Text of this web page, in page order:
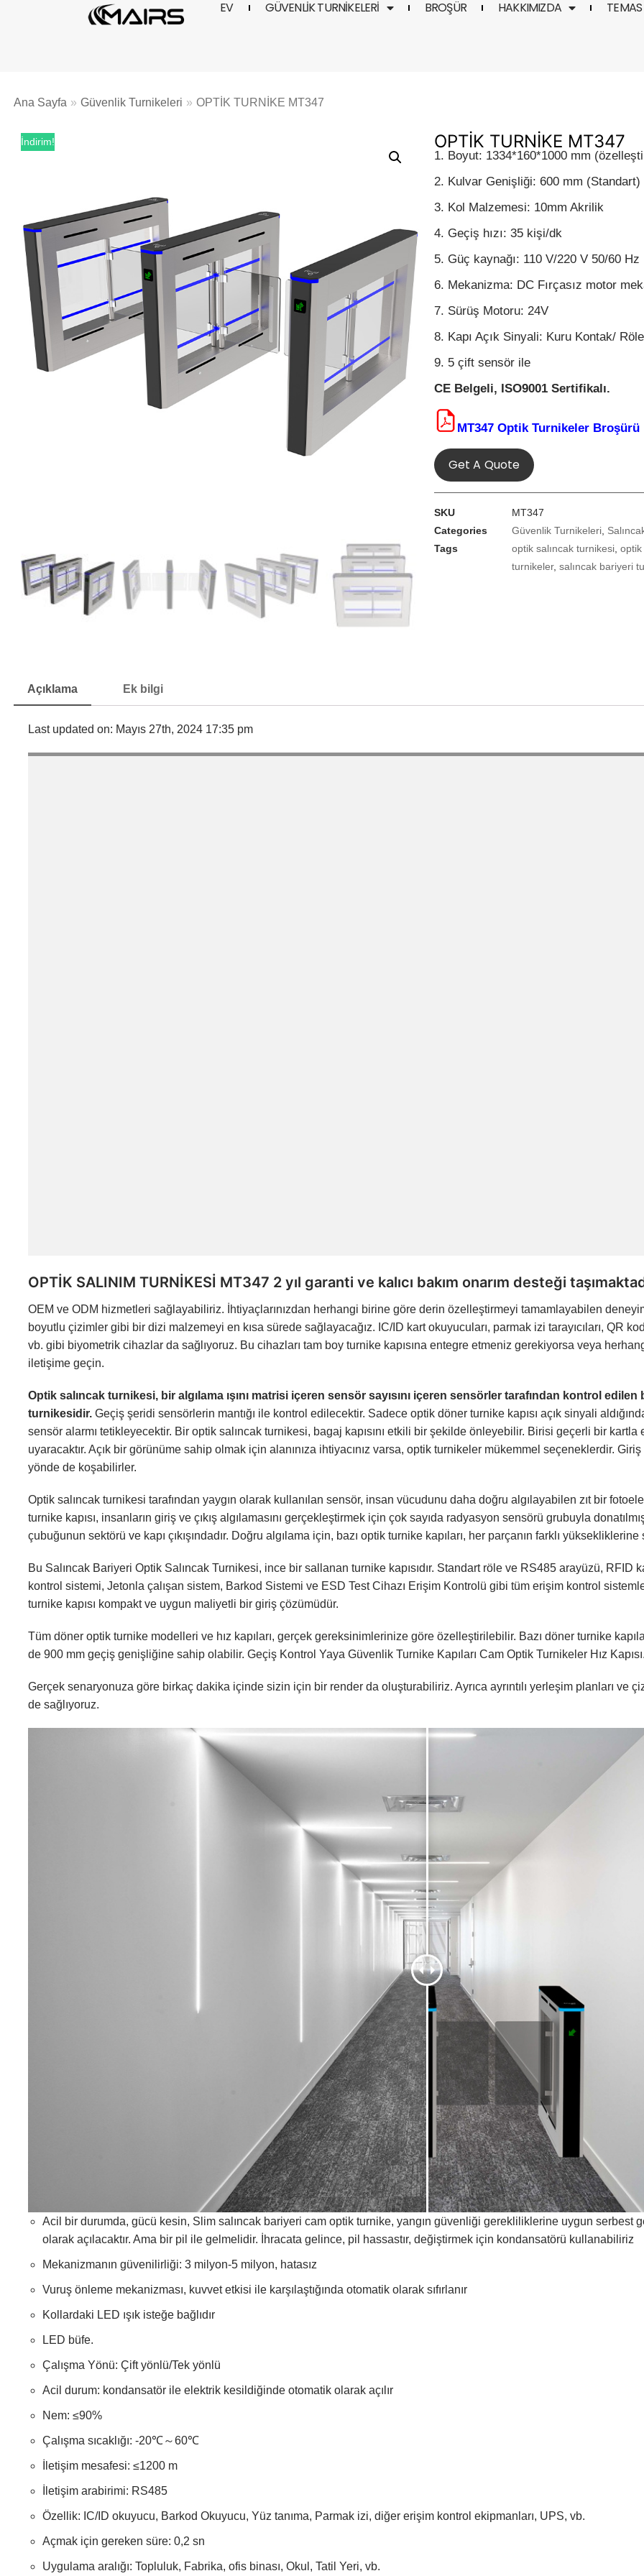
EV GÜVENLIK TURNIKELERI BROŞÜR HAKKIMIZDA
Ana Sayfa » Güvenlik Turnikeleri » OPTİK TURNİKE MT347
İndirim! OPTİK TURNİKE MT347
1. Boyut: 1334*160*1000 mm
2. Kulvar Genişliği: 600 mm
3. Kol Malzemesi: 10mm Akrilik
4. Geçiş hızı: 35 kişi/dk
5. Güç kaynağı: 110 V/220 V 50/60 Hz
6. Mekanizma: DC Fırçasız motor
7. Sürüş Motoru: 24V
8. Kapı Açık Sinyali: Kuru Kontak/ Röle
9. 5 çift sensör ile
CE Belgeli, ISO9001 Sertifikalı.
MT347 Optik Turnikeler Broşürü
Get A Quote
SKU
MT347
Categories
Güvenlik Turnikeleri,
Tags
optik salıncak turnikesi, optik
turnikeler, salıncak bariyeri
Açıklama Ek bilgi
Last updated on: Mayıs 27th, 2024 17:35 pm
OPTİK SALINIM TURNİKESİ MT347 2 yıl garanti ve kalıcı bakım onarım desteği
OEM ve ODM hizmetleri sağlayabiliriz. İhtiyaçlarınızdan herhangi birine göre derin özelleştirmeyi tamamlayabilen
boyutlu çizimler gibi bir dizi malzemeyi en kısa sürede sağlayacağız. IC/ID kart okuyucuları, parmak izi tarayıcıları, QR
vb. gibi biyometrik cihazlar da sağlıyoruz. Bu cihazları tam boy turnike kapısına entegre etmeniz gerekiyorsa veya
iletişime geçin.
Optik salıncak turnikesi, bir algılama ışını matrisi içeren sensör sayısını içeren sensörler tarafından kontrol
turnikesidir. Geçiş şeridi sensörlerin mantığı ile kontrol edilecektir. Sadece optik döner turnike kapısı açık sinyali
sensör alarmı tetikleyecektir. Bir optik salıncak turnikesi, bagaj kapısını etkili bir şekilde önleyebilir. Birisi geçerli bir
uyaracaktır. Açık bir görünüme sahip olmak için alanınıza ihtiyacınız varsa, optik turnikeler mükemmel seçeneklerdir.
yönde de koşabilirler.
Optik salıncak turnikesi tarafından yaygın olarak kullanılan sensör, insan vücudunu daha doğru algılayabilen zıt bir
turnike kapısı, insanların giriş ve çıkış algılamasını gerçekleştirmek için çok sayıda radyasyon sensörü grubuyla
çubuğunun sektörü ve kapı çıkışındadır. Doğru algılama için, bazı optik turnike kapıları, her parçanın farklı
Bu Salıncak Bariyeri Optik Salıncak Turnikesi, ince bir sallanan turnike kapısıdır. Standart röle ve RS485 arayüzü, RFID
kontrol sistemi, Jetonla çalışan sistem, Barkod Sistemi ve ESD Test Cihazı Erişim Kontrolü gibi tüm erişim kontrol
turnike kapısı kompakt ve uygun maliyetli bir giriş çözümüdür.
Tüm döner optik turnike modelleri ve hız kapıları, gerçek gereksinimlerinize göre özelleştirilebilir. Bazı döner turnike
de 900 mm geçiş genişliğine sahip olabilir. Geçiş Kontrol Yaya Güvenlik Turnike Kapıları Cam Optik Turnikeler Hız
Gerçek senaryonuza göre birkaç dakika içinde sizin için bir render da oluşturabiliriz. Ayrıca ayrıntılı yerleşim planları ve
de sağlıyoruz.
Acil bir durumda, gücü kesin, Slim salıncak bariyeri cam optik turnike, yangın güvenliği gerekliliklerine uygun serbest
olarak açılacaktır. Ama bir pil ile gelmelidir. İhracata gelince, pil hassastır, değiştirmek için kondansatörü kullanabiliriz
Mekanizmanın güvenilirliği: 3 milyon-5 milyon, hatasız
Vuruş önleme mekanizması, kuvvet etkisi ile karşılaştığında otomatik olarak sıfırlanır
Kollardaki LED ışık isteğe bağlıdır
LED büfe.
Çalışma Yönü: Çift yönlü/Tek yönlü
Acil durum: kondansatör ile elektrik kesildiğinde otomatik olarak açılır
Nem: ≤90%
Çalışma sıcaklığı: -20℃～60℃
İletişim mesafesi: ≤1200 m
İletişim arabirimi: RS485
Özellik: IC/ID okuyucu, Barkod Okuyucu, Yüz tanıma, Parmak izi, diğer erişim kontrol ekipmanları, UPS, vb.
Açmak için gereken süre: 0,2 sn
Uygulama aralığı: Topluluk, Fabrika, ofis binası, Okul, Tatil Yeri, vb.